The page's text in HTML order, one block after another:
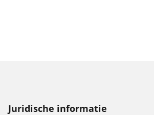
Juridische informatie